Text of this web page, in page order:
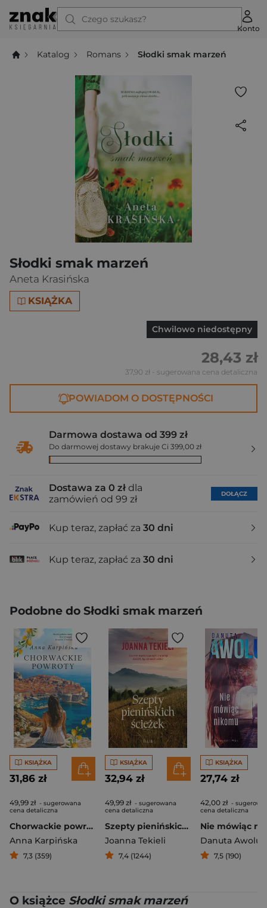
Czego szukasz?
Konto
Katalog Romans Słodki smak marzeń
Słodki smak marzeń
Aneta Krasińska
KSIĄŻKA
Chwilowo niedostępny
28,43 zł
37,90 zł - sugerowana cena detaliczna
POWIADOM O DOSTĘPNOŚCI
Darmowa dostawa od 399 zł
Do darmowej dostawy brakuje Ci 399,00 zł
Dostawa za 0 zł dla
zamówień od 99 zł
DOŁĄCZ
Kup teraz, zapłać za 30 dni
Kup teraz, zapłać za 30 dni
Podobne do Słodki smak marzeń
KSIĄŻKA
31,86 zł
49,99 zł - sugerowana
cena detaliczna
Chorwackie powroty
Anna Karpińska
7,3 (359)
KSIĄŻKA
32,94 zł
49,99 zł - sugerowana
cena detaliczna
Szepty pienińskich ścieżek
Joanna Tekieli
7,4 (1244)
KSIĄŻKA
27,74 zł
42,00 zł -
cena detaliczna
Danuta Awolusi
7,5 (190)
O książce Słodki smak marzeń